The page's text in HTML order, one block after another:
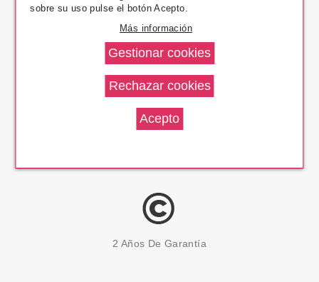
14 Días Devolución
2 Años De Garantía
sobre su uso pulse el botón Acepto.
Más información